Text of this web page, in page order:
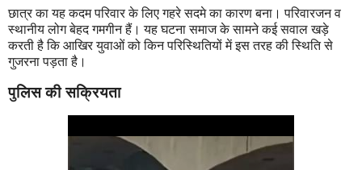
छात्र का यह कदम परिवार के लिए गहरे सदमे का कारण बना। परिवारजन व
स्थानीय लोग बेहद गमगीन हैं। यह घटना समाज के सामने कई सवाल खड़े
करती है कि आखिर युवाओं को किन परिस्थितियों में इस तरह की स्थिति से
गुजरना पड़ता है।
पुलिस की सक्रियता